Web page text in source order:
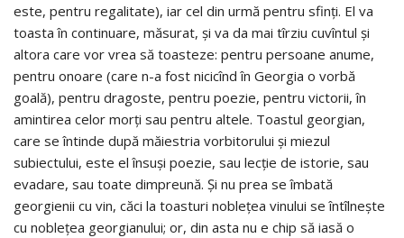
este, pentru regalitate), iar cel din urmă pentru sfinţi. El va
toasta în continuare, măsurat, şi va da mai tîrziu cuvîntul şi
altora care vor vrea să toasteze: pentru persoane anume,
pentru onoare (care n-a fost nicicînd în Georgia o vorbă
goală), pentru dragoste, pentru poezie, pentru victorii, în
amintirea celor morţi sau pentru altele. Toastul georgian,
care se întinde după măiestria vorbitorului şi miezul
subiectului, este el însuşi poezie, sau lecţie de istorie, sau
evadare, sau toate dimpreună. Şi nu prea se îmbată
georgienii cu vin, căci la toasturi nobleţea vinului se întîlneşte
cu nobleţea georgianului; or, din asta nu e chip să iasă o